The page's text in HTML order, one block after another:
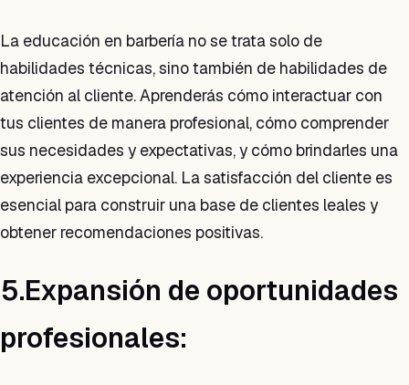
La educación en barbería no se trata solo de
habilidades técnicas, sino también de habilidades de
atención al cliente. Aprenderás cómo interactuar con
tus clientes de manera profesional, cómo comprender
sus necesidades y expectativas, y cómo brindarles una
experiencia excepcional. La satisfacción del cliente es
esencial para construir una base de clientes leales y
obtener recomendaciones positivas.
5.Expansión de oportunidades
profesionales: